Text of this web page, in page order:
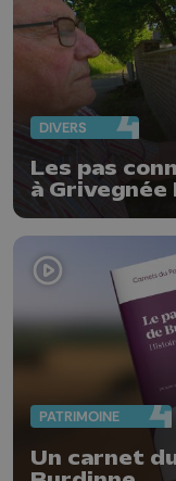
DIVERS
Les pas
à Grivegnée
PATRIMOINE
Un carnet